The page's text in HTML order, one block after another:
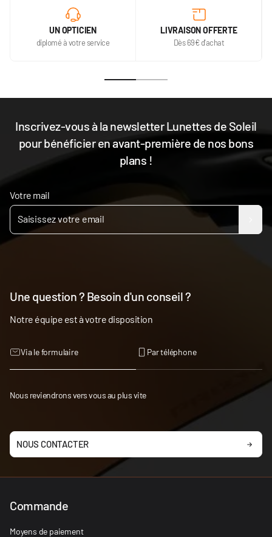
UN OPTICIEN
diplomé à votre service
LIVRAISON OFFERTE
Dès 69€ d'achat
Inscrivez-vous à la newsletter Lunettes de Soleil
pour bénéficier en avant-première de nos bons
plans !
Votre mail
Une question ? Besoin d'un conseil ?
Notre équipe est à votre disposition
Via le formulaire Par téléphone
Nous reviendrons vers vous au plus vite
NOUS CONTACTER
Commande
Moyens de paiement